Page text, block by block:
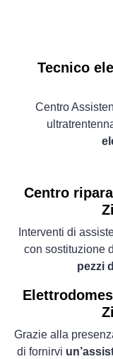
Tecnico
Centro
Centro
Interventi di
con sostituzione
pezzi
Grazie alla
di fornirvi